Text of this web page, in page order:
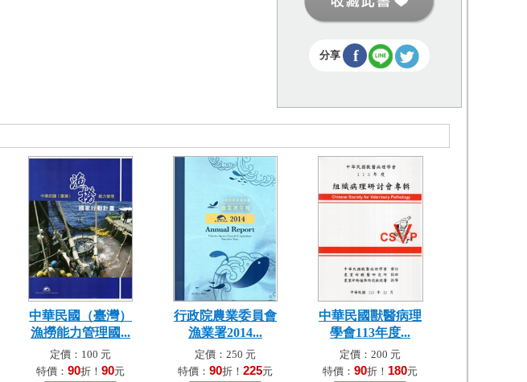
分享 f
中華民國（臺灣）
漁撈能力管理國...
定價：100 元
特價： 90折！ 90元
行政院農業委員會
漁業署2014...
定價：250 元
特價： 90折！ 225元
中華民國獸醫病理
學會113年度...
定價：200 元
特價： 90折！ 180元